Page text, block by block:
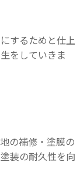
するためと仕上
をしていきま
の補修・塗膜の
装の耐久性を向